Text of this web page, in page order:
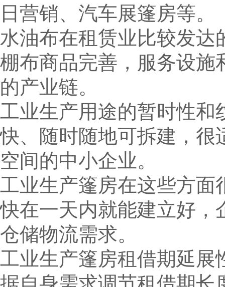
日营销、汽车展篷房等。
水油布在租赁业比较发达
棚布商品完善，服务设施
的产业链。
工业生产用途的暂时性和
快、随时随地可拆建，很
空间的中小企业。
工业生产篷房在这些方面
快在一天内就能建立好，
仓储物流需求。
工业生产篷房租借期延展